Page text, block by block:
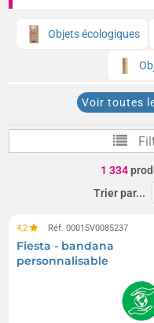
Objets écologiques
Produits High-Tech
Accessoires maison
de voyage
Objets
Éoliennes et moulins à
Lampes
Voir toutes
1 334
Trier par...
4,2 Réf. 00015V0085237
Fiesta - bandana
personnalisable